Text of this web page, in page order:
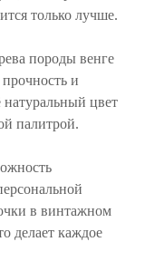
только лучше.
породы венге
и
цвет
палитрой.
в винтажном
делает каждое